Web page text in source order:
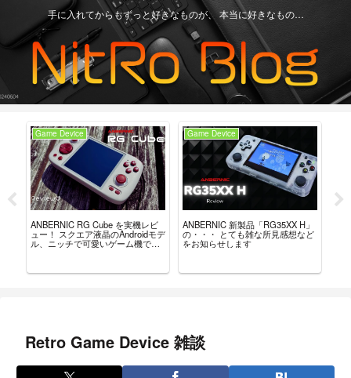
手に入れてからもずっと好きなものが、 本当に好きなもの…
Game Device
ANBERNIC RG Cube を実機レビ
ュー！ スクエア液晶のAndroidモデ
ル、ニッチで可愛いゲーム機で
Game Device
ANBERNIC 新製品「RG35XX H」
の・・・ とても雑な所見感想など
をお知らせします
Retro Game Device 雑談